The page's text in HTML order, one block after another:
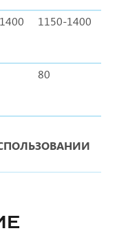
1150-1400
80